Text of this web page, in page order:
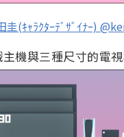
圭(ｷｬﾗｸﾀｰﾃﾞｻﾞｲﾅｰ)
機與三種尺寸的電視